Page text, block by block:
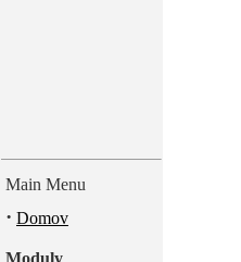
Main Menu
· Domov
Moduly